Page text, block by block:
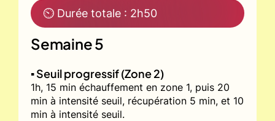
⏲ Durée totale : 2h50
Semaine 5
▪️ Seuil progressif (Zone 2)
1h, 15 min échauffement en zone 1, puis 20
min à intensité seuil, récupération 5 min, et 10
min à intensité seuil.